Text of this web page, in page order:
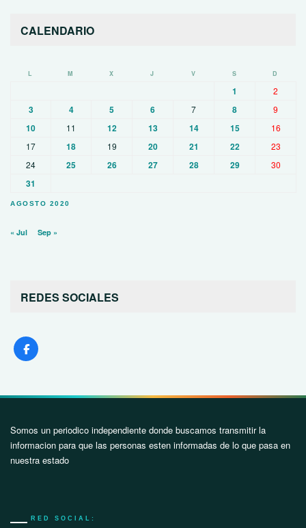
CALENDARIO
AGOSTO 2020
L M X J V S D
1 2
3 4 5 6 7 8 9
10 11 12 13 14 15
16
17
18 19 20 21 22
23
24
25 26 27 28 29 30
31
« Jul Sep »
REDES SOCIALES
Somos un periodico independiente donde buscamos transmitir la
informacion para que las personas esten informadas de lo que pasa en
nuestra estado
RED SOCIAL: